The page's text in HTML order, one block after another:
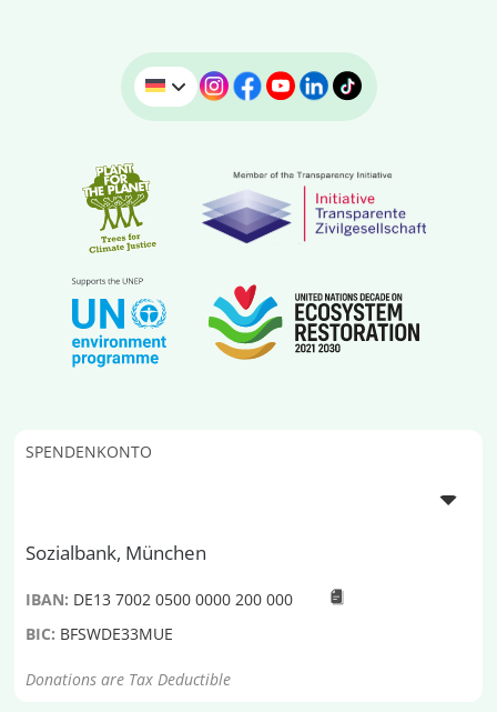
SPENDENKONTO
Sozialbank, München
IBAN: DE13 7002 0500 0000 200 000
BIC: BFSWDE33MUE
Donations are Tax Deductible